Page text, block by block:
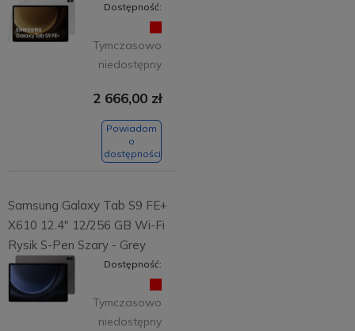
Dostępność:
Tymczasowo
niedostępny
2 666,00 zł
Powiadom
o
dostępności
Samsung Galaxy Tab S9 FE+
X610 12.4" 12/256 GB Wi-Fi
Rysik S-Pen Szary - Grey
Dostępność:
Tymczasowo
niedostępny